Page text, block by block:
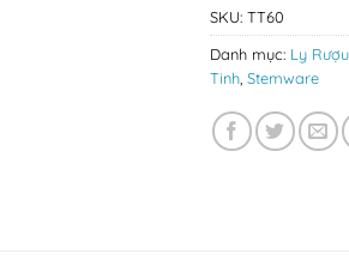
SKU: TT60
Danh mục: Ly
Tinh Stemware